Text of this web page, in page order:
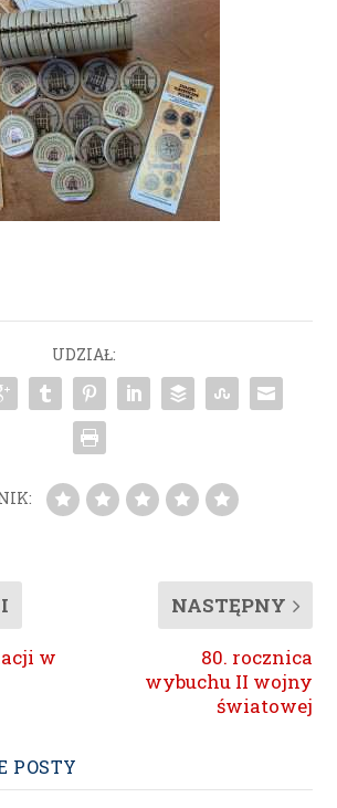
UDZIAŁ:
w
NASTĘPNY
80. rocznica
wybuchu II wojny
światowej
POSTY